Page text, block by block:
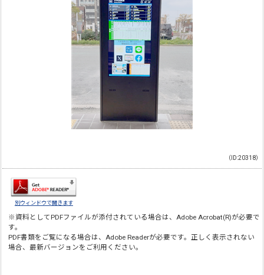
（ID:20318）
別ウィンドウで開きます
※資料としてPDFファイルが添付されている場合は、Adobe Acrobat(R)が必要で
す。
PDF書類をご覧になる場合は、Adobe Readerが必要です。正しく表示されない
場合、最新バージョンをご利用ください。